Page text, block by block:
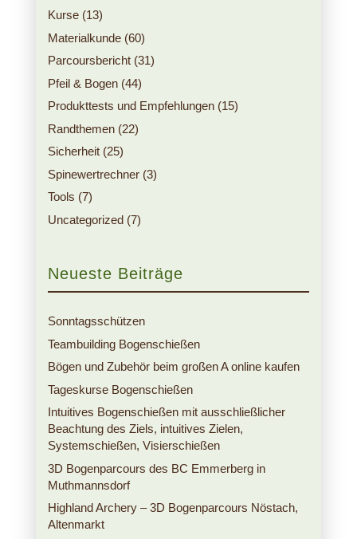
Kurse(13)
Materialkunde(60)
Parcoursbericht(31)
Pfeil & Bogen(44)
Produkttests und Empfehlungen(15)
Randthemen(22)
Sicherheit(25)
Spinewertrechner(3)
Tools (7)
Uncategorized(7)
Neueste Beiträge
Sonntagsschützen
Teambuilding Bogenschießen
Bögen und Zubehör beim großen A online kaufen
Tageskurse Bogenschießen
Intuitives Bogenschießen mit ausschließlicher
Beachtung des Ziels, intuitives Zielen,
Systemschießen, Visierschießen
3D Bogenparcours des BC Emmerberg in
Muthmannsdorf
Highland Archery – 3D Bogenparcours Nöstach,
Altenmarkt